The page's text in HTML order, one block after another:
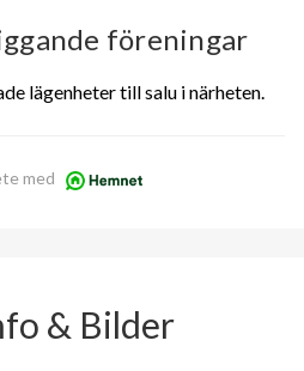
föreningar
lägenheter till salu i närheten.
med
& Bilder